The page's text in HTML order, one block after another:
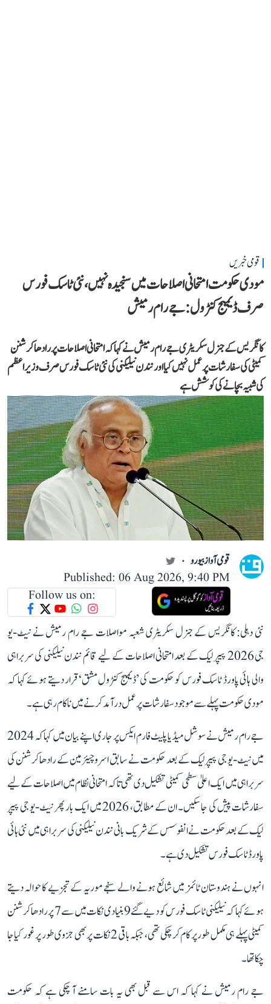
قومی خبریں
مودی حکومت امتحانی اصلاحات میں سنجیدہ نہیں، نئی ٹاسک فورس
صرف ڈیمیج کنٹرول: جے رام رمیش
کانگریس کے جنرل سکریٹری جے رام رمیش نے کہا کہ امتحانی اصلاحات پر رادھاکرشنن
کمیٹی کی سفارشات پر عمل نہیں کیا اور نندن نیلیکنی کی نئی ٹاسک فورس صرف وزیر اعظم
کی شبیہ بچانے کی کوشش ہے
قومی آواز بیورو
Published: 06 Aug 2026, 9:40 PM
Follow us on:
نئی دہلی: کانگریس کے جنرل سکریٹری شعبہ مواصلات جے رام رمیش نے نیٹ-یو
جی 2026 پیپر لیک کے بعد امتحانی اصلاحات کے لیے قائم نندن نیلیکنی کی سربراہی
والی ہائی پاورڈ ٹاسک فورس کو حکومت کی ’ڈیمیج کنٹرول مشق‘ قرار دیتے ہوئے کہا کہ
مودی حکومت پہلے سے موجود سفارشات پر عمل درآمد کرنے میں ناکام رہی ہے۔
جے رام رمیش نے سوشل میڈیا پلیٹ فارم ایکس پر جاری اپنے بیان میں کہا کہ 2024
میں نیٹ-یو جی پیپر لیک کے بعد حکومت نے سابق اسرو چیئرمین کے رادھاکرشنن کی
سربراہی میں ایک اعلیٰ سطحی کمیٹی تشکیل دی تھی تاکہ امتحانی نظام میں اصلاحات کے لیے
سفارشات پیش کی جا سکیں۔ ان کے مطابق، 2026 میں ایک بار پھر نیٹ-یو جی پیپر
لیک کے بعد حکومت نے انفوسس کے شریک بانی نندن نیلیکنی کی سربراہی میں نئی ہائی
پاورڈ ٹاسک فورس تشکیل دی ہے۔
انہوں نے ہندوستان ٹائمز میں شائع ہونے والے سنجے موریہ کے تجزیے کا حوالہ دیتے
ہوئے کہا کہ نیلیکنی ٹاسک فورس کو دیے گئے 9 بنیادی نکات میں سے 7 پر رادھاکرشنن
کمیٹی پہلے ہی مکمل طور پر کام کر چکی تھی، جبکہ باقی 2 نکات پر بھی جزوی طور پر غور کیا جا
چکا تھا۔
جے رام رمیش نے کہا کہ اس سے قبل بھی یہ بات سامنے آ چکی ہے کہ حکومت